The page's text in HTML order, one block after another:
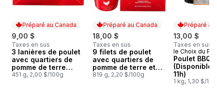
Préparé au Canada
9,00 $
Taxes en sus
Préparé au Canada
3 lanières de poulet
avec quartiers de
pomme de terre
(Après 11h)
451 g, 2,00 $/100g
Préparé au Canada
18,00 $
Taxes en sus
Préparé au Canada
9 filets de poulet
avec quartiers de
pomme de terre et
macaroni au
819 g, 2,20 $/100g
Préparé au
13,00 $
Taxes en sus
Préparé au
le Choix du
Poulet BBQ
(Disponible
11h)
1 kg, 1,30 $/